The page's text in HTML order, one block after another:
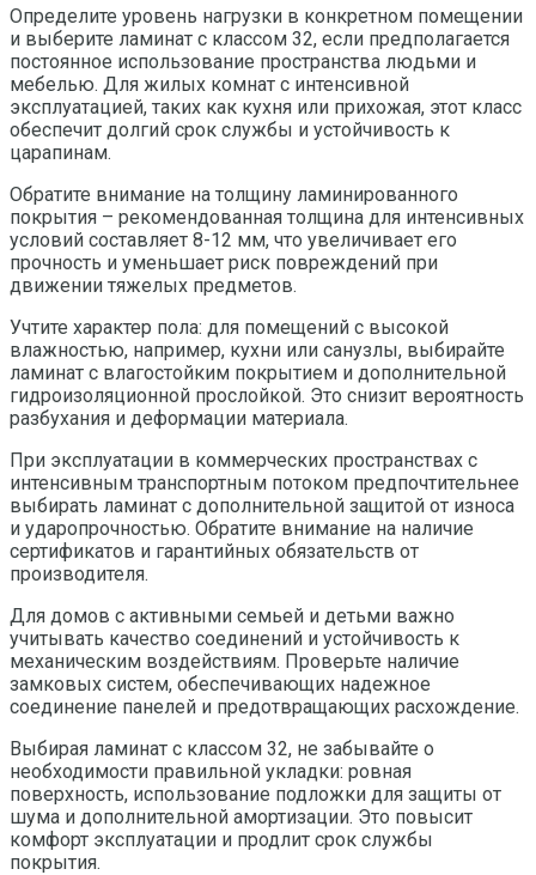
Определите уровень нагрузки в конкретном помещении
и выберите ламинат с классом 32, если предполагается
постоянное использование пространства людьми и
мебелью. Для жилых комнат с интенсивной
эксплуатацией, таких как кухня или прихожая, этот класс
обеспечит долгий срок службы и устойчивость к
царапинам.
Обратите внимание на толщину ламинированного
покрытия – рекомендованная толщина для интенсивных
условий составляет 8-12 мм, что увеличивает его
прочность и уменьшает риск повреждений при
движении тяжелых предметов.
Учтите характер пола: для помещений с высокой
влажностью, например, кухни или санузлы, выбирайте
ламинат с влагостойким покрытием и дополнительной
гидроизоляционной прослойкой. Это снизит вероятность
разбухания и деформации материала.
При эксплуатации в коммерческих пространствах с
интенсивным транспортным потоком предпочтительнее
выбирать ламинат с дополнительной защитой от износа
и ударопрочностью. Обратите внимание на наличие
сертификатов и гарантийных обязательств от
производителя.
Для домов с активными семьей и детьми важно
учитывать качество соединений и устойчивость к
механическим воздействиям. Проверьте наличие
замковых систем, обеспечивающих надежное
соединение панелей и предотвращающих расхождение.
Выбирая ламинат с классом 32, не забывайте о
необходимости правильной укладки: ровная
поверхность, использование подложки для защиты от
шума и дополнительной амортизации. Это повысит
комфорт эксплуатации и продлит срок службы
покрытия.